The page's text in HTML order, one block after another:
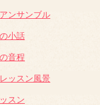
ンサンブル
小話
音程
ッスン風景
スン